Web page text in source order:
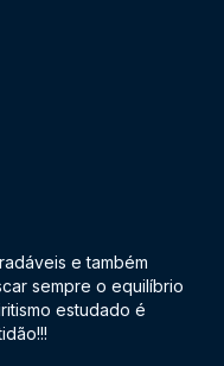
e também
sempre o equilíbrio
estudado é